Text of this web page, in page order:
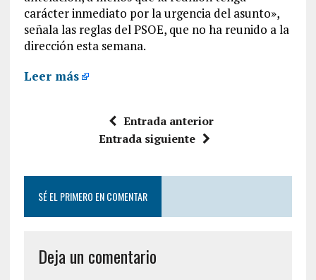
carácter inmediato por la urgencia del asunto»,
señala las reglas del PSOE, que no ha reunido a la
dirección esta semana.
Leer más
Entrada anterior
Entrada siguiente
SÉ EL PRIMERO EN COMENTAR
Deja un comentario